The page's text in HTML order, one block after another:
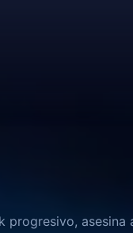
asesina